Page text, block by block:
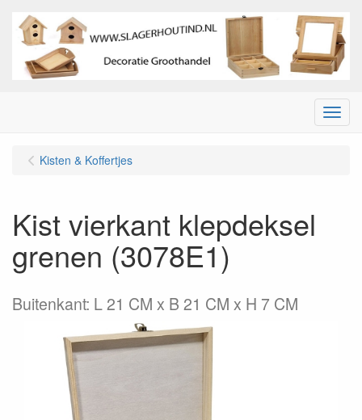
Menu
Kisten & Koffertjes
Kist vierkant klepdeksel
grenen (3078E1)
Buitenkant: L 21 CM x B 21 CM x H 7 CM